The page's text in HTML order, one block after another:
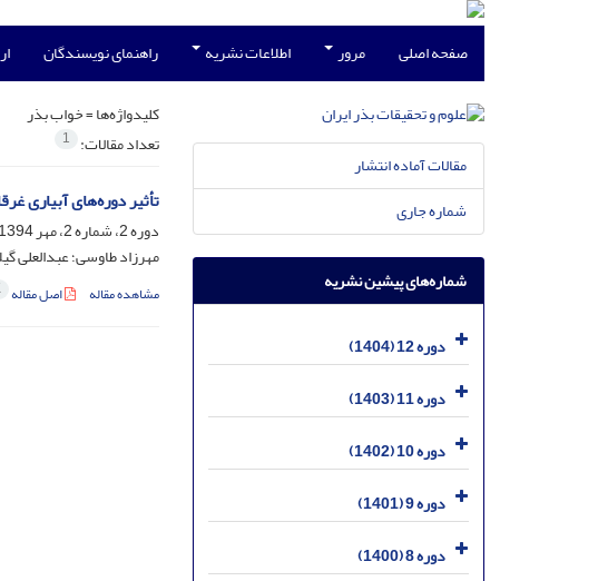
صفحه اصلی مرور اطلاعات نشریه راهنمای نویسندگان
کلیدواژه‌ها =خواب بذر
تعداد مقالات: 1
تأثیر دوره‌های آبیاری
دوره 2، شماره 2، مهر 1394، صفحه
مهرزاد طاوسی؛ عبدالعلی
مشاهده مقاله اصل مقاله
مقالات آماده انتشار
شماره جاری
شماره‌های پیشین نشریه
دوره 12 (1404)
دوره 11 (1403)
دوره 10 (1402)
دوره 9 (1401)
دوره 8 (1400)